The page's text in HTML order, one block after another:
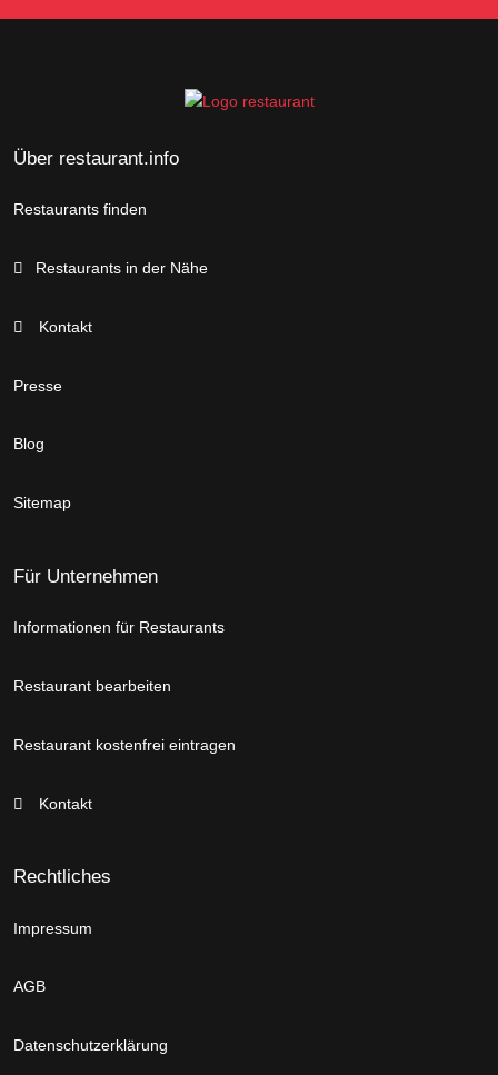
Über restaurant.info
Restaurants finden
Restaurants in der Nähe
Kontakt
Presse
Blog
Sitemap
Für Unternehmen
Informationen für Restaurants
Restaurant bearbeiten
Restaurant kostenfrei eintragen
Kontakt
Rechtliches
Impressum
AGB
Datenschutzerklärung